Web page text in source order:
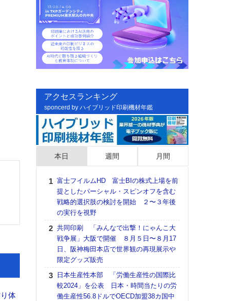
体
アクセスランキング
sponcerd by ハイブリッド印刷機材年鑑
本日 週間 月間
富士フイルムHD 富士BIの株式上場を前
提としたパーシャル・スピンオフを含む
戦略的選択肢の検討を開始 ２〜３年後
の実行を視野
共同印刷 「みんなで出撃！にゃんこ大
戦争展」大阪で開催 ８月５日〜８月17
日、阪神梅田本店で世界観の再現展示や
限定グッズ販売
日本生産性本部 「労働生産性の国際比
較2024」を公表 日本・時間当たりの労
働生産性56.8ドルでOECD加盟38カ国中